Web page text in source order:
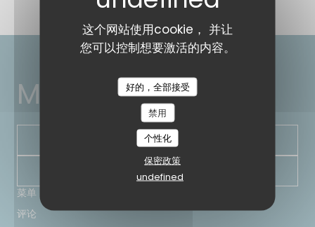
这个网站使用cookie， 并让
您可以控制想要激活的内容。
好的，全部接受
禁用
个性化
保密政策
undefined
MARTIN COMPTOIR
预订餐位
通讯
菜单
评论